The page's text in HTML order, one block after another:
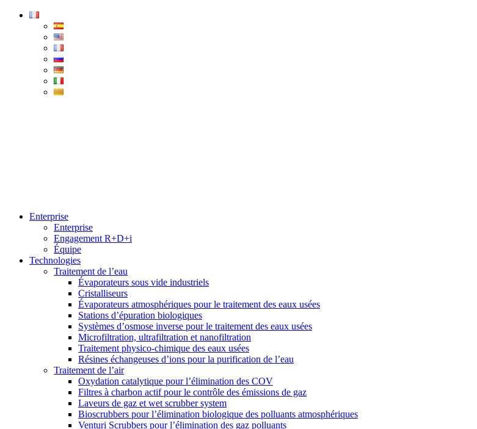
Condorchem
Enterprise
Enterprise
Engagement R+D+i
Équipe
Technologies
Traitement de l’eau
Évaporateurs sous vide industriels
Cristalliseurs
Évaporateurs atmosphériques pour le traitement des eaux usées
Stations d’épuration biologiques
Systèmes d’osmose inverse pour le traitement des eaux usées
Microfiltration, ultrafiltration et nanofiltration
Traitement physico-chimique des eaux usées
Résines échangeuses d’ions pour la purification de l’eau
Traitement de l’air
Oxydation catalytique pour l’élimination des COV
Filtres à charbon actif pour le contrôle des émissions de gaz
Laveurs de gaz et wet scrubber system
Bioscrubbers pour l’élimination biologique des polluants atmosphériques
Venturi Scrubbers pour l’élimination des gaz polluants